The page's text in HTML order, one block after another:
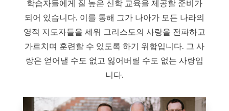
학습자들에게 질 높은 신학 교육을 제공할 준비가
되어 있습니다. 이를 통해 그가 나아가 모든 나라의
영적 지도자들을 세워 그리스도의 사랑을 전파하고
가르치며 훈련할 수 있도록 하기 위함입니다. 그 사
랑은 얻어낼 수도 없고 잃어버릴 수도 없는 사랑입
니다.